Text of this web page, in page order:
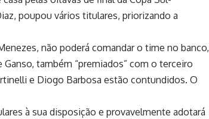
poupou vários titulares, priorizando a
não poderá comandar o time no banco,
também “premiados” com o terceiro
e Diogo Barbosa estão contundidos. O
à sua disposição e provavelmente adotará